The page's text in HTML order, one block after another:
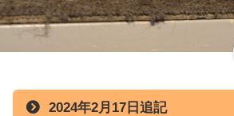
2024年2月17日追記